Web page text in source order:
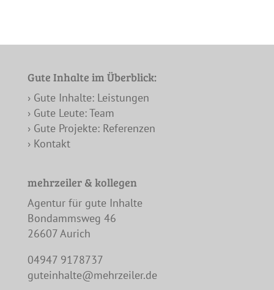
Gute Inhalte im Überblick:
› Gute Inhalte: Leistungen
› Gute Leute: Team
› Gute Projekte: Referenzen
› Kontakt
mehrzeiler & kollegen
Agentur für gute Inhalte
Bondammsweg 46
26607 Aurich
04947 9178737
guteinhalte@mehrzeiler.de